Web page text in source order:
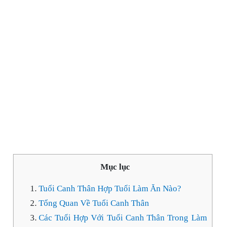
Mục lục
Tuổi Canh Thân Hợp Tuổi Làm Ăn Nào?
Tổng Quan Về Tuổi Canh Thân
Các Tuổi Hợp Với Tuổi Canh Thân Trong Làm